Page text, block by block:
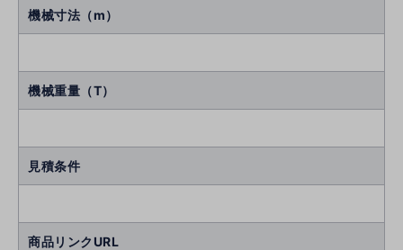
機械寸法（m）
機械重量（T）
見積条件
商品リンクURL